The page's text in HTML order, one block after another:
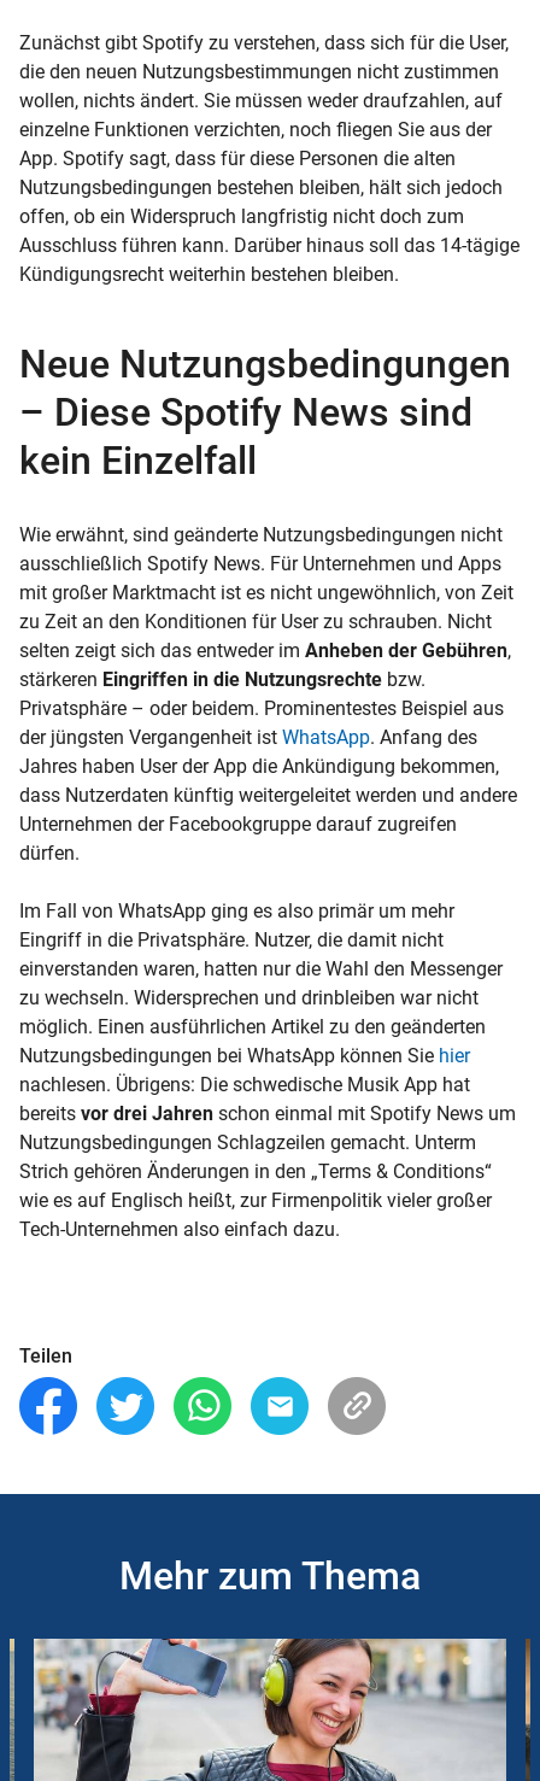
Zunächst gibt Spotify zu verstehen, dass sich für die User,
die den neuen Nutzungsbestimmungen nicht zustimmen
wollen, nichts ändert. Sie müssen weder draufzahlen, auf
einzelne Funktionen verzichten, noch fliegen Sie aus der
App. Spotify sagt, dass für diese Personen die alten
Nutzungsbedingungen bestehen bleiben, hält sich jedoch
offen, ob ein Widerspruch langfristig nicht doch zum
Ausschluss führen kann. Darüber hinaus soll das 14-tägige
Kündigungsrecht weiterhin bestehen bleiben.
Neue Nutzungsbedingungen
– Diese Spotify News sind
kein Einzelfall
Wie erwähnt, sind geänderte Nutzungsbedingungen nicht
ausschließlich Spotify News. Für Unternehmen und Apps
mit großer Marktmacht ist es nicht ungewöhnlich, von Zeit
zu Zeit an den Konditionen für User zu schrauben. Nicht
selten zeigt sich das entweder im Anheben der Gebühren,
stärkeren Eingriffen in die Nutzungsrechte bzw.
Privatsphäre – oder beidem. Prominentestes Beispiel aus
der jüngsten Vergangenheit ist WhatsApp. Anfang des
Jahres haben User der App die Ankündigung bekommen,
dass Nutzerdaten künftig weitergeleitet werden und andere
Unternehmen der Facebookgruppe darauf zugreifen
dürfen.
Im Fall von WhatsApp ging es also primär um mehr
Eingriff in die Privatsphäre. Nutzer, die damit nicht
einverstanden waren, hatten nur die Wahl den Messenger
zu wechseln. Widersprechen und drinbleiben war nicht
möglich. Einen ausführlichen Artikel zu den geänderten
Nutzungsbedingungen bei WhatsApp können Sie hier
nachlesen. Übrigens: Die schwedische Musik App hat
bereits vor drei Jahren schon einmal mit Spotify News um
Nutzungsbedingungen Schlagzeilen gemacht. Unterm
Strich gehören Änderungen in den „Terms & Conditions“
wie es auf Englisch heißt, zur Firmenpolitik vieler großer
Tech-Unternehmen also einfach dazu.
Teilen
Mehr zum Thema
Instructions